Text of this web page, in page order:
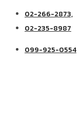
02-266-2873,
02-235-8987
099-925-0554